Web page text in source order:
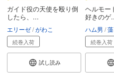
ガイド役の天使を殴り倒
したら、...
エリーゼ がわこ
続巻入荷
試し読み
ヘルモ
好きのゲ
ハム男 藻
続巻入荷